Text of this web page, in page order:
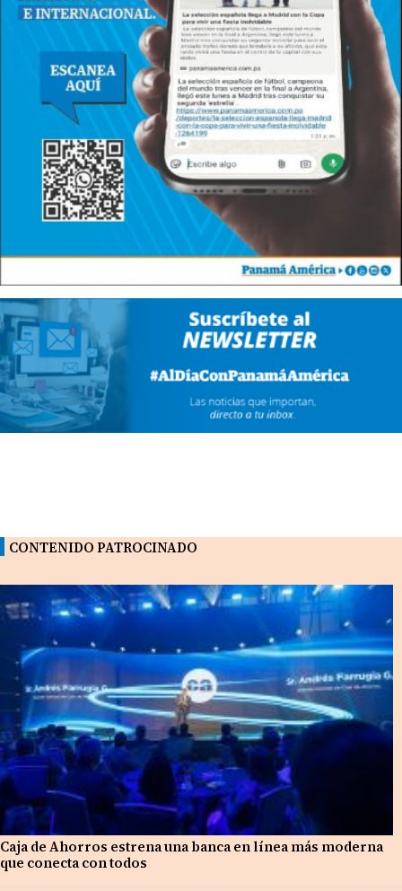
CONTENIDO PATROCINADO
Caja de Ahorros estrena una banca en línea más moderna
que conecta con todos